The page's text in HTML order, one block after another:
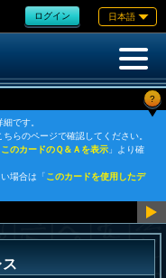
ログイン 日本語
?
です。
らのページで確認してください。
このカードのＱ＆Ａを表示 」より確
場合は「このカードを使用したデ